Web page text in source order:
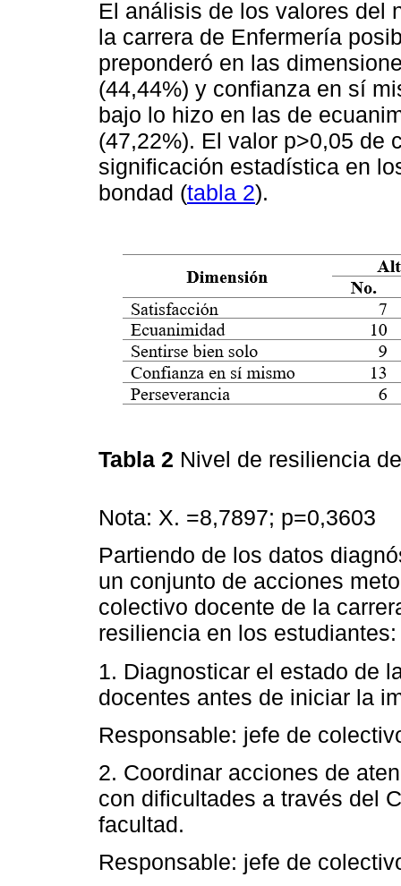
El análisis de los valores del
la carrera de Enfermería
preponderó en las
(44,44%) y confianza en sí
bajo lo hizo en las de
(47,22%). El valor p>0,05 de
significación estadística en
bondad (tabla 2).
Tabla 2 Nivel de resiliencia
Nota: X. =8,7897; p=0,3603
Partiendo de los datos
un conjunto de acciones
colectivo docente de la
resiliencia en los estudiantes:
1. Diagnosticar el estado de
docentes antes de iniciar la
Responsable: jefe de
2. Coordinar acciones de
con dificultades a través del
facultad.
Responsable: jefe de